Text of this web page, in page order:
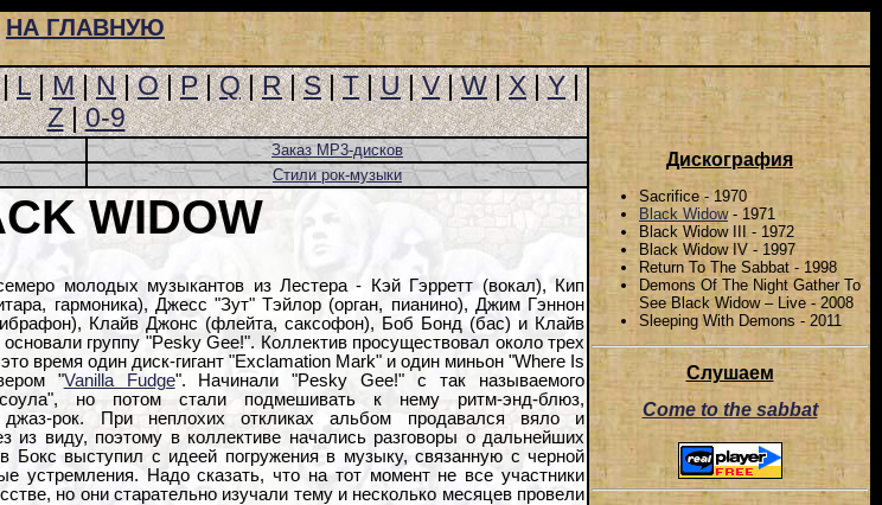
НА ГЛАВНУЮ
L|M|N|O|P|Q|R|S|T|U|V|W|X|Y|
Z|0-9
Дискография
Sacrifice - 1970
Black Widow- 1971
Black Widow III - 1972
Black Widow IV - 1997
Return To The Sabbat - 1998
Demons Of The Night Gather To
See Black Widow – Live - 2008
Sleeping With Demons - 2011
Слушаем
Come to the sabbat
Заказ MP3-дисков
Стили рок-музыки
WIDOW
молодых музыкантов из Лестера - Кэй Гэрретт (вокал), Кип
гармоника), Джесс "Зут" Тэйлор (орган, пианино), Джим Гэннон
Клайв Джонс (флейта, саксофон), Боб Бонд (бас) и Клайв
группу "Pesky Gee!". Коллектив просуществовал около трех
время один диск-гигант "Exclamation Mark" и один миньон "Where Is
"Vanilla Fudge". Начинали "Pesky Gee!" с так называемого
соула", но потом стали подмешивать к нему ритм-энд-блюз,
джаз-рок. При неплохих откликах альбом продавался вяло и
из виду, поэтому в коллективе начались разговоры о дальнейших
Бокс выступил с идеей погружения в музыку, связанную с черной
устремления. Надо сказать, что на тот момент не все участники
но они старательно изучали тему и несколько месяцев провели